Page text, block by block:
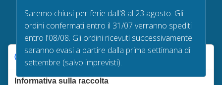
n° REA 432569 Capitale sociale versato Euro 25.000,00.
Tel +39.030 6394506
info@bandiere.it
PECbizonweb@mailcertiﬁcatapec.it
Saremo chiusi per ferie dall'8 al 23 agosto. Gli
ordini confermati entro il 31/07 verranno spediti
entro l'08/08. Gli ordini ricevuti successivamente
saranno evasi a partire dalla prima settimana di
settembre (salvo imprevisti).
Le tue preferenze relative alla privacy
Informativa sulla raccolta